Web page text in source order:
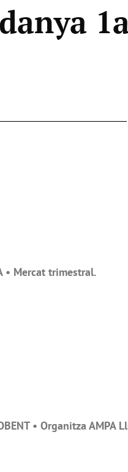
• Mercat trimestral.
• Organitza AMPA